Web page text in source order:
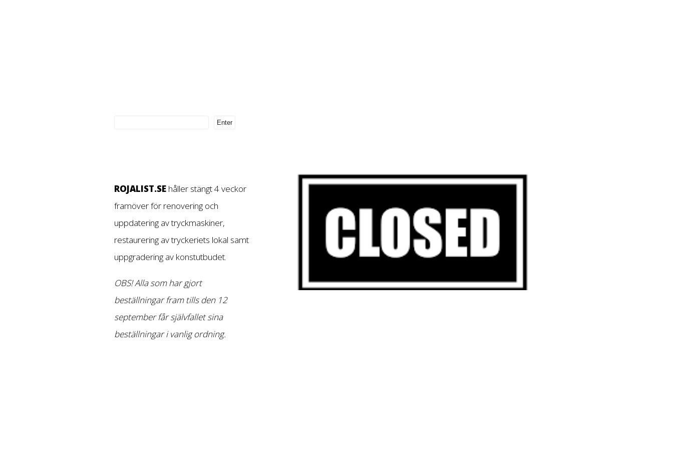
ROJALIST.SE håller stängt 4 veckor
framöver för renovering och
uppdatering av tryckmaskiner,
restaurering av tryckeriets lokal samt
uppgradering av konstutbudet.
OBS! Alla som har gjort
beställningar fram tills den 12
september får självfallet sina
beställningar i vanlig ordning.